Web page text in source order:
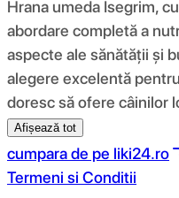
Hrana umeda Isegrim,
abordare completă a
aspecte ale sănătății și
alegere excelentă
doresc să ofere câinilor
Afișează tot
cumpara de pe liki24.ro
Termeni si Conditii